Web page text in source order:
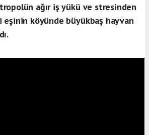
ağır iş yükü ve stresinden
köyünde büyükbaş hayvan